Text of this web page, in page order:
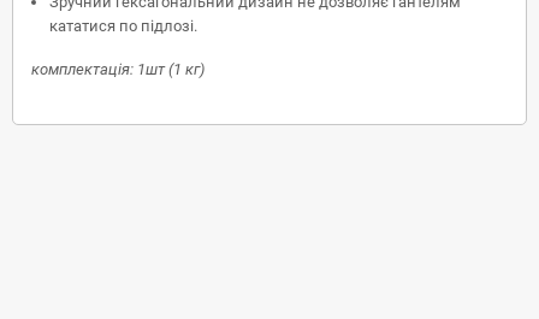
кататися по підлозі.
комплектація: 1шт (1 кг)